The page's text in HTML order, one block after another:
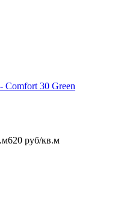
Comfort 30 Green
620 руб/кв.м